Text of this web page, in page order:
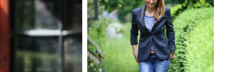
businessfotografie